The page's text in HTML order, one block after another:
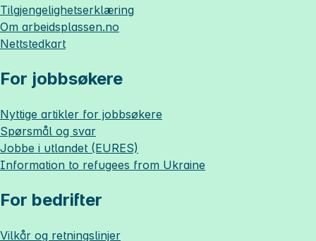
Tilgjengelighetserklæring
Om arbeidsplassen.no
Nettstedkart
For jobbsøkere
Nyttige artikler for jobbsøkere
Spørsmål og svar
Jobbe i utlandet (EURES)
Information to refugees from Ukraine
For bedrifter
Vilkår og retningslinjer